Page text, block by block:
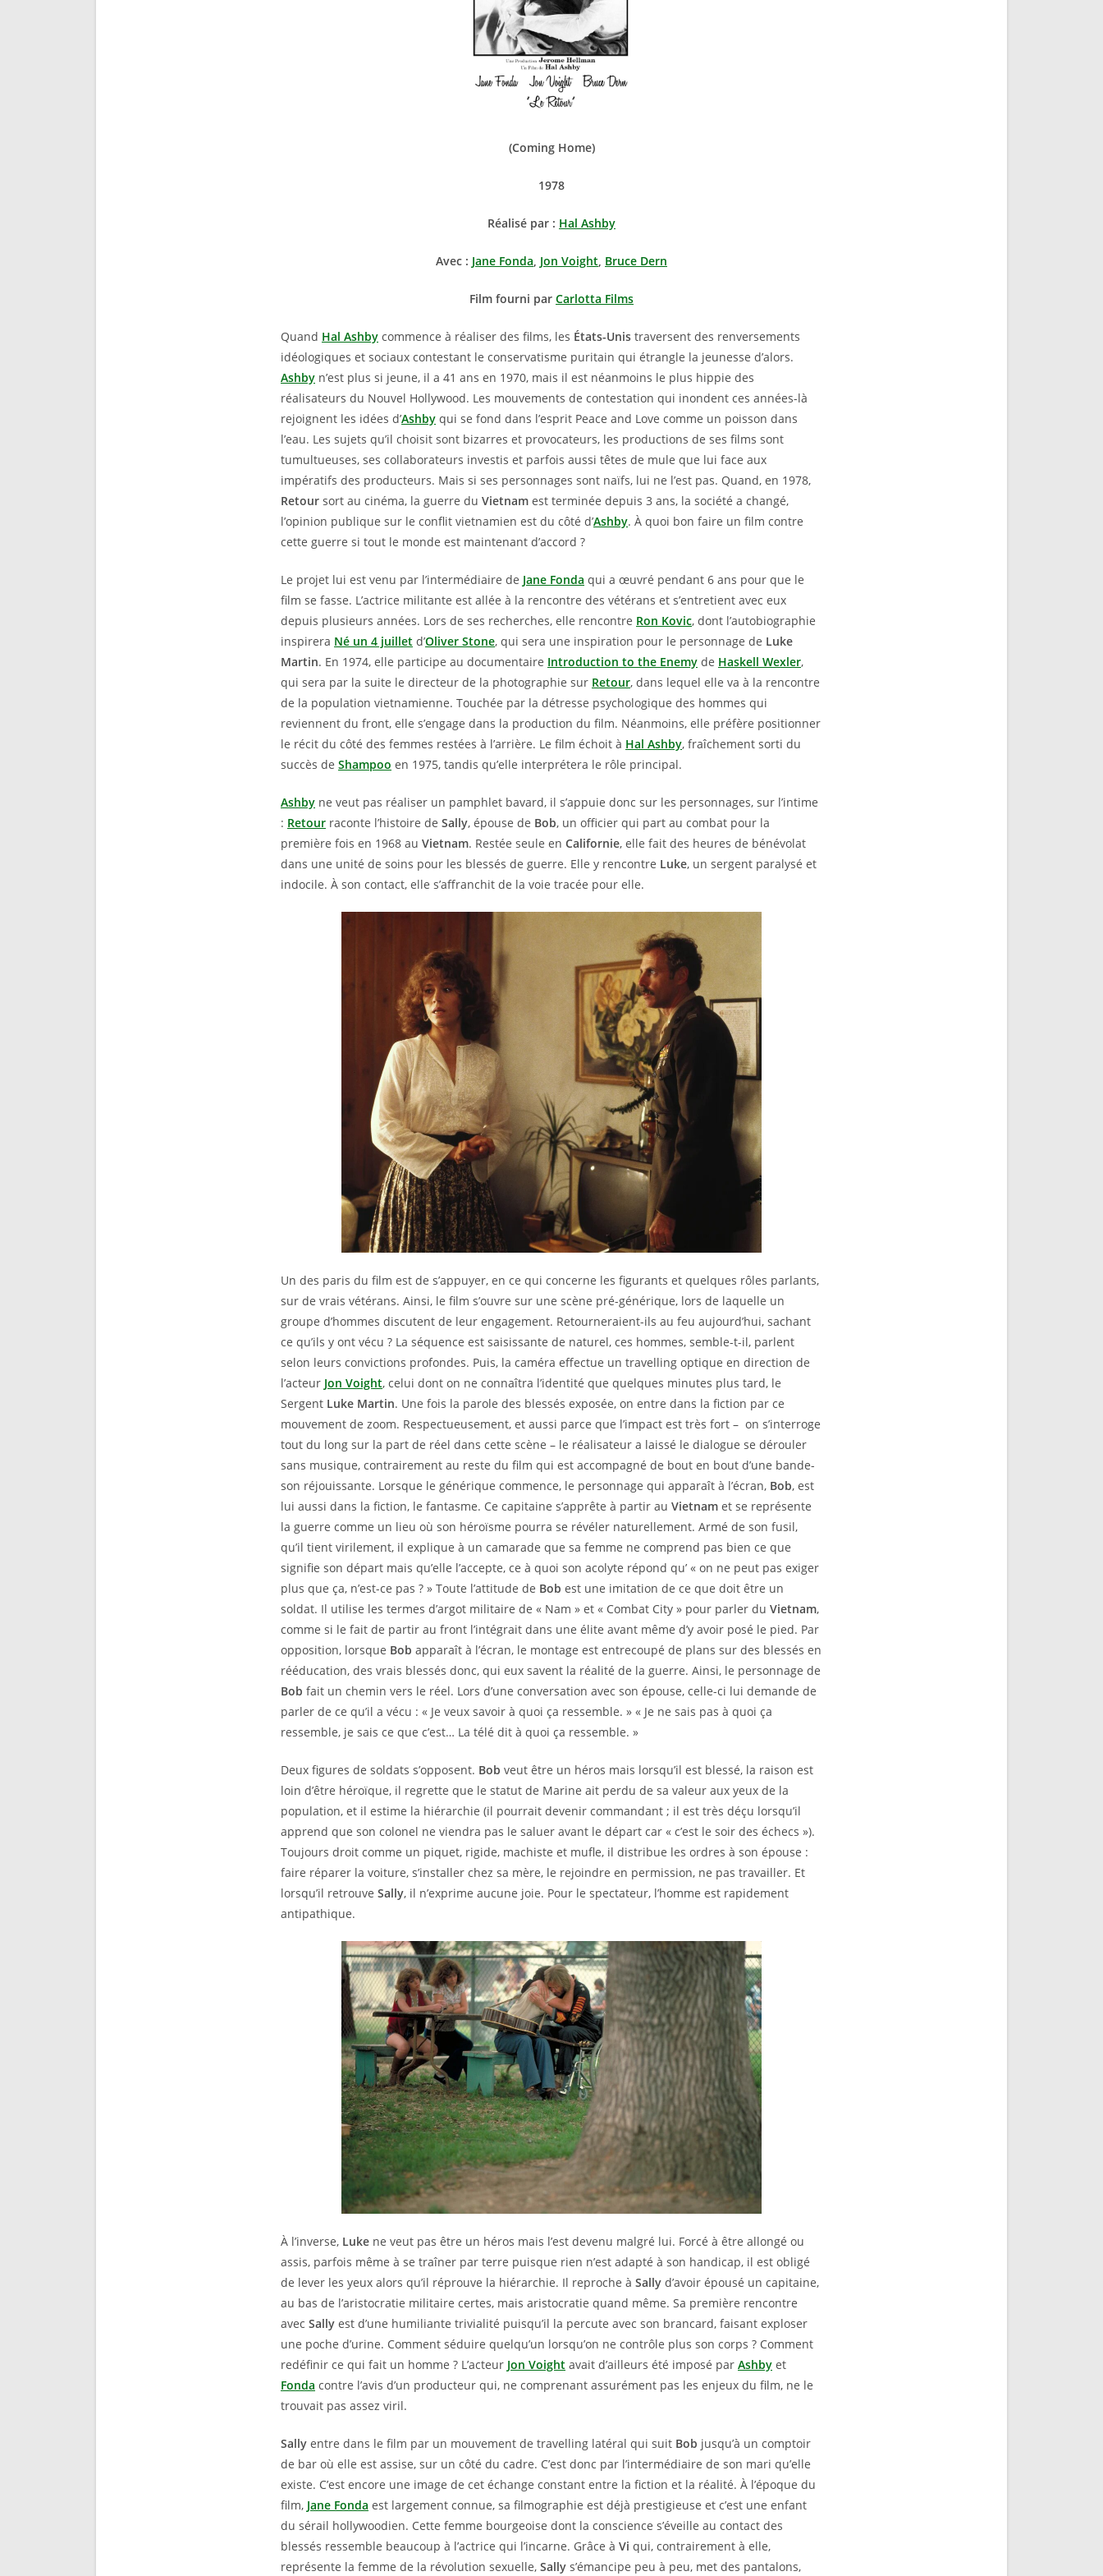
(Coming Home)
1978
Réalisé par : Hal Ashby
Avec : Jane Fonda, Jon Voight, Bruce Dern
Film fourni par Carlotta Films
Quand Hal Ashby commence à réaliser des films, les États-Unis traversent des renversements
idéologiques et sociaux contestant le conservatisme puritain qui étrangle la jeunesse d’alors.
Ashby n’est plus si jeune, il a 41 ans en 1970, mais il est néanmoins le plus hippie des
réalisateurs du Nouvel Hollywood. Les mouvements de contestation qui inondent ces années-là
rejoignent les idées d’Ashby qui se fond dans l’esprit Peace and Love comme un poisson dans
l’eau. Les sujets qu’il choisit sont bizarres et provocateurs, les productions de ses films sont
tumultueuses, ses collaborateurs investis et parfois aussi têtes de mule que lui face aux
impératifs des producteurs. Mais si ses personnages sont naïfs, lui ne l’est pas. Quand, en 1978,
Retour sort au cinéma, la guerre du Vietnam est terminée depuis 3 ans, la société a changé,
l’opinion publique sur le conflit vietnamien est du côté d’Ashby. À quoi bon faire un film contre
cette guerre si tout le monde est maintenant d’accord ?
Le projet lui est venu par l’intermédiaire de Jane Fonda qui a œuvré pendant 6 ans pour que le
film se fasse. L’actrice militante est allée à la rencontre des vétérans et s’entretient avec eux
depuis plusieurs années. Lors de ses recherches, elle rencontre Ron Kovic, dont l’autobiographie
inspirera Né un 4 juillet d’Oliver Stone, qui sera une inspiration pour le personnage de Luke
Martin. En 1974, elle participe au documentaire Introduction to the Enemy de Haskell Wexler,
qui sera par la suite le directeur de la photographie sur Retour, dans lequel elle va à la rencontre
de la population vietnamienne. Touchée par la détresse psychologique des hommes qui
reviennent du front, elle s’engage dans la production du film. Néanmoins, elle préfère positionner
le récit du côté des femmes restées à l’arrière. Le film échoit à Hal Ashby, fraîchement sorti du
succès de Shampoo en 1975, tandis qu’elle interprétera le rôle principal.
Ashby ne veut pas réaliser un pamphlet bavard, il s’appuie donc sur les personnages, sur l’intime
: Retour raconte l’histoire de Sally, épouse de Bob, un officier qui part au combat pour la
première fois en 1968 au Vietnam. Restée seule en Californie, elle fait des heures de bénévolat
dans une unité de soins pour les blessés de guerre. Elle y rencontre Luke, un sergent paralysé et
indocile. À son contact, elle s’affranchit de la voie tracée pour elle.
Un des paris du film est de s’appuyer, en ce qui concerne les figurants et quelques rôles parlants,
sur de vrais vétérans. Ainsi, le film s’ouvre sur une scène pré-générique, lors de laquelle un
groupe d’hommes discutent de leur engagement. Retourneraient-ils au feu aujourd’hui, sachant
ce qu’ils y ont vécu ? La séquence est saisissante de naturel, ces hommes, semble-t-il, parlent
selon leurs convictions profondes. Puis, la caméra effectue un travelling optique en direction de
l’acteur Jon Voight, celui dont on ne connaîtra l’identité que quelques minutes plus tard, le
Sergent Luke Martin. Une fois la parole des blessés exposée, on entre dans la fiction par ce
mouvement de zoom. Respectueusement, et aussi parce que l’impact est très fort – on s’interroge
tout du long sur la part de réel dans cette scène – le réalisateur a laissé le dialogue se dérouler
sans musique, contrairement au reste du film qui est accompagné de bout en bout d’une bande-
son réjouissante. Lorsque le générique commence, le personnage qui apparaît à l’écran, Bob, est
lui aussi dans la fiction, le fantasme. Ce capitaine s’apprête à partir au Vietnam et se représente
la guerre comme un lieu où son héroïsme pourra se révéler naturellement. Armé de son fusil,
qu’il tient virilement, il explique à un camarade que sa femme ne comprend pas bien ce que
signifie son départ mais qu’elle l’accepte, ce à quoi son acolyte répond qu’ « on ne peut pas exiger
plus que ça, n’est-ce pas ? » Toute l’attitude de Bob est une imitation de ce que doit être un
soldat. Il utilise les termes d’argot militaire de « Nam » et « Combat City » pour parler du Vietnam,
comme si le fait de partir au front l’intégrait dans une élite avant même d’y avoir posé le pied. Par
opposition, lorsque Bob apparaît à l’écran, le montage est entrecoupé de plans sur des blessés en
rééducation, des vrais blessés donc, qui eux savent la réalité de la guerre. Ainsi, le personnage de
Bob fait un chemin vers le réel. Lors d’une conversation avec son épouse, celle-ci lui demande de
parler de ce qu’il a vécu : « Je veux savoir à quoi ça ressemble. » « Je ne sais pas à quoi ça
ressemble, je sais ce que c’est… La télé dit à quoi ça ressemble. »
Deux figures de soldats s’opposent. Bob veut être un héros mais lorsqu’il est blessé, la raison est
loin d’être héroïque, il regrette que le statut de Marine ait perdu de sa valeur aux yeux de la
population, et il estime la hiérarchie (il pourrait devenir commandant ; il est très déçu lorsqu’il
apprend que son colonel ne viendra pas le saluer avant le départ car « c’est le soir des échecs »).
Toujours droit comme un piquet, rigide, machiste et mufle, il distribue les ordres à son épouse :
faire réparer la voiture, s’installer chez sa mère, le rejoindre en permission, ne pas travailler. Et
lorsqu’il retrouve Sally, il n’exprime aucune joie. Pour le spectateur, l’homme est rapidement
antipathique.
À l’inverse, Luke ne veut pas être un héros mais l’est devenu malgré lui. Forcé à être allongé ou
assis, parfois même à se traîner par terre puisque rien n’est adapté à son handicap, il est obligé
de lever les yeux alors qu’il réprouve la hiérarchie. Il reproche à Sally d’avoir épousé un capitaine,
au bas de l’aristocratie militaire certes, mais aristocratie quand même. Sa première rencontre
avec Sally est d’une humiliante trivialité puisqu’il la percute avec son brancard, faisant exploser
une poche d’urine. Comment séduire quelqu’un lorsqu’on ne contrôle plus son corps ? Comment
redéfinir ce qui fait un homme ? L’acteur Jon Voight avait d’ailleurs été imposé par Ashby et
Fonda contre l’avis d’un producteur qui, ne comprenant assurément pas les enjeux du film, ne le
trouvait pas assez viril.
Sally entre dans le film par un mouvement de travelling latéral qui suit Bob jusqu’à un comptoir
de bar où elle est assise, sur un côté du cadre. C’est donc par l’intermédiaire de son mari qu’elle
existe. C’est encore une image de cet échange constant entre la fiction et la réalité. À l’époque du
film, Jane Fonda est largement connue, sa filmographie est déjà prestigieuse et c’est une enfant
du sérail hollywoodien. Cette femme bourgeoise dont la conscience s’éveille au contact des
blessés ressemble beaucoup à l’actrice qui l’incarne. Grâce à Vi qui, contrairement à elle,
représente la femme de la révolution sexuelle, Sally s’émancipe peu à peu, met des pantalons,